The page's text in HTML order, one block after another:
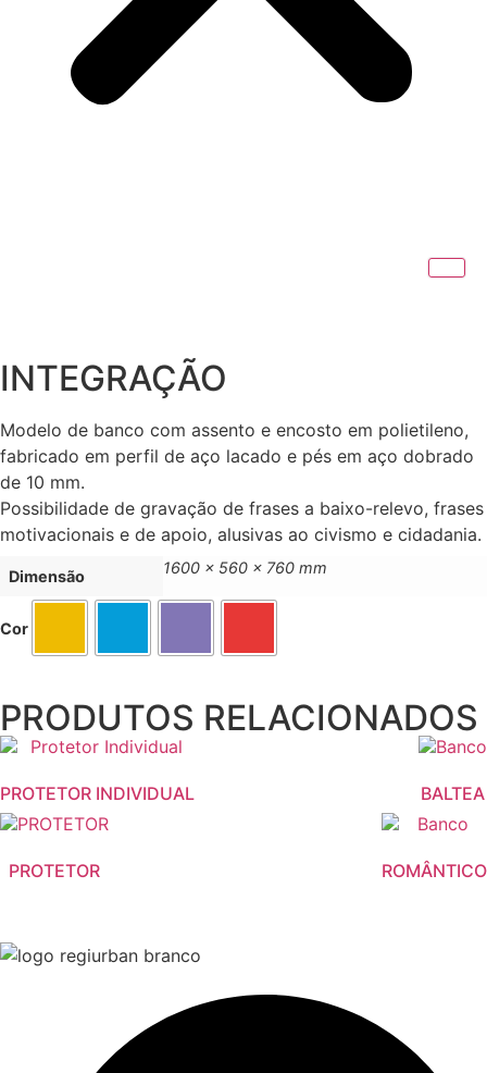
INTEGRAÇÃO
Modelo de banco com assento e encosto em polietileno,
fabricado em perfil de aço lacado e pés em aço dobrado
de 10 mm.
Possibilidade de gravação de frases a baixo-relevo, frases
motivacionais e de apoio, alusivas ao civismo e cidadania.
Dimensão 1600 x 560 x 760 mm
Cor
PRODUTOS RELACIONADOS
PROTETOR INDIVIDUAL BALTEA
PROTETOR ROMÂNTICO